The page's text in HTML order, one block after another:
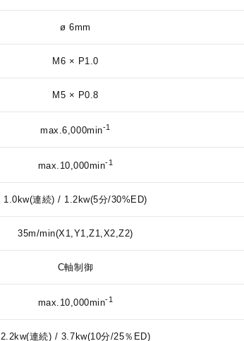
ø 6mm
M6 × P1.0
M5 × P0.8
max.6,000min-1
max.10,000min-1
1.0kw(連続) / 1.2kw(5分/30%ED)
35m/min(X1,Y1,Z1,X2,Z2)
C軸制御
max.10,000min-1
2.2kw(連続) / 3.7kw(10分/25％ED)